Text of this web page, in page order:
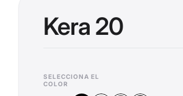
Kera 20
SELECCIONA EL
COLOR